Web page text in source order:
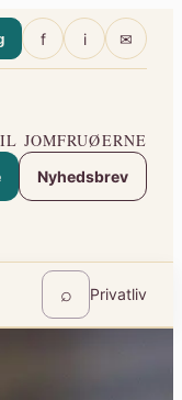
f i ✉
JOMFRUØERNE
Nyhedsbrev
⌕ Privatliv